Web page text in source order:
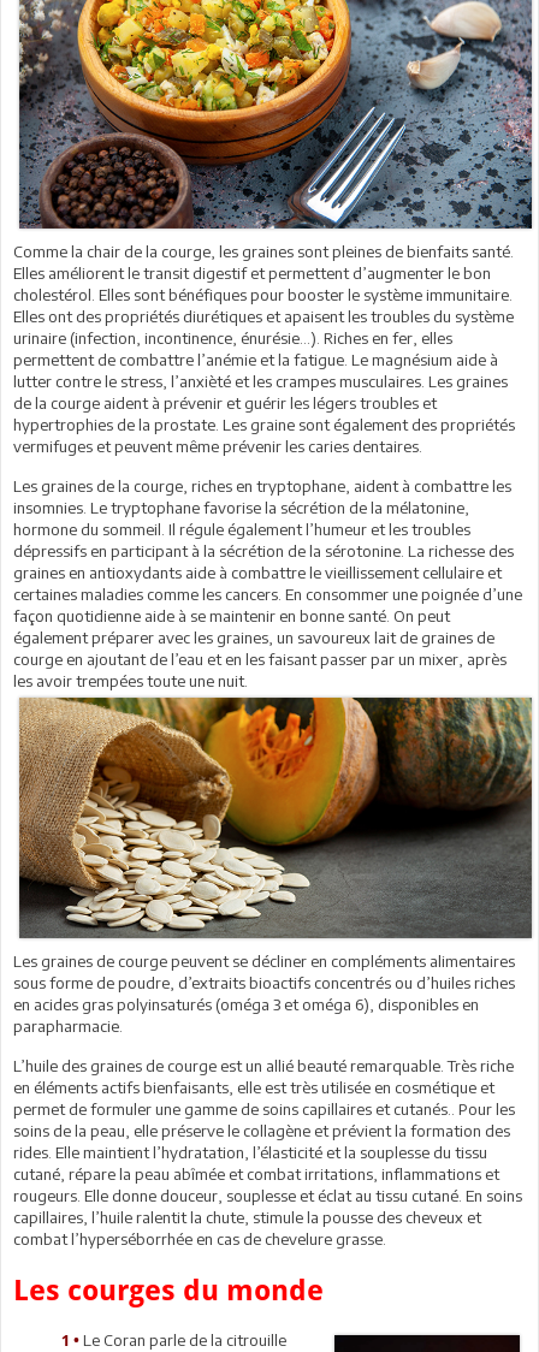
Comme la chair de la courge, les graines sont pleines de bienfaits santé.
Elles améliorent le transit digestif et permettent d’augmenter le bon
cholestérol. Elles sont bénéfiques pour booster le système immunitaire.
Elles ont des propriétés diurétiques et apaisent les troubles du système
urinaire (infection, incontinence, énurésie…). Riches en fer, elles
permettent de combattre l’anémie et la fatigue. Le magnésium aide à
lutter contre le stress, l’anxièté et les crampes musculaires. Les graines
de la courge aident à prévenir et guérir les légers troubles et
hypertrophies de la prostate. Les graine sont également des propriétés
vermifuges et peuvent même prévenir les caries dentaires.
Les graines de la courge, riches en tryptophane, aident à combattre les
insomnies. Le tryptophane favorise la sécrétion de la mélatonine,
hormone du sommeil. Il régule également l’humeur et les troubles
dépressifs en participant à la sécrétion de la sérotonine. La richesse des
graines en antioxydants aide à combattre le vieillissement cellulaire et
certaines maladies comme les cancers. En consommer une poignée d’une
façon quotidienne aide à se maintenir en bonne santé. On peut
également préparer avec les graines, un savoureux lait de graines de
courge en ajoutant de l’eau et en les faisant passer par un mixer, après
les avoir trempées toute une nuit.
Les graines de courge peuvent se décliner en compléments alimentaires
sous forme de poudre, d’extraits bioactifs concentrés ou d’huiles riches
en acides gras polyinsaturés (oméga 3 et oméga 6), disponibles en
parapharmacie.
L’huile des graines de courge est un allié beauté remarquable. Très riche
en éléments actifs bienfaisants, elle est très utilisée en cosmétique et
permet de formuler une gamme de soins capillaires et cutanés.. Pour les
soins de la peau, elle préserve le collagène et prévient la formation des
rides. Elle maintient l’hydratation, l’élasticité et la souplesse du tissu
cutané, répare la peau abîmée et combat irritations, inflammations et
rougeurs. Elle donne douceur, souplesse et éclat au tissu cutané. En soins
capillaires, l’huile ralentit la chute, stimule la pousse des cheveux et
combat l’hyperséborrhée en cas de chevelure grasse.
Les courges du monde
1 • Le Coran parle de la citrouille